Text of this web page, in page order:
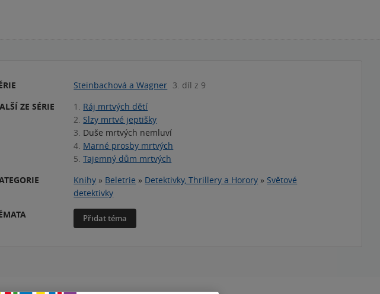
Steinbachová a Wagner 3. díl z 9
ZE SÉRIE
1. Ráj mrtvých dětí
2. Slzy mrtvé jeptišky
3. Duše mrtvých nemluví
4. Marné prosby mrtvých
5. Tajemný dům mrtvých
Knihy » Beletrie » Detektivky, Thrillery a Horory » Světové
detektivky
Přidat téma